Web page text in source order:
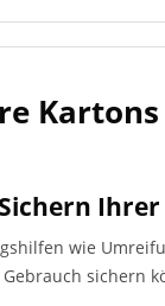
Kartons
Ihrer
wie
sichern